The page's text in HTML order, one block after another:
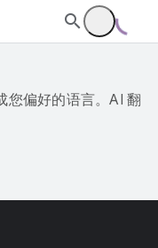
您偏好的语言。AI 翻